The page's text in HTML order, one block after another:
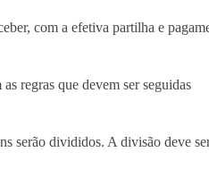
com a efetiva partilha e
regras que devem ser seguidas
serão divididos. A divisão deve